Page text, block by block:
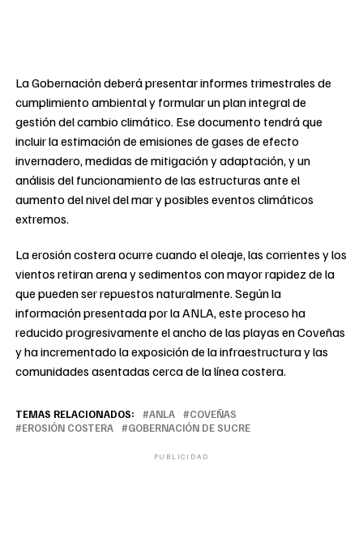
La Gobernación deberá presentar informes trimestrales de
cumplimiento ambiental y formular un plan integral de
gestión del cambio climático. Ese documento tendrá que
incluir la estimación de emisiones de gases de efecto
invernadero, medidas de mitigación y adaptación, y un
análisis del funcionamiento de las estructuras ante el
aumento del nivel del mar y posibles eventos climáticos
extremos.
La erosión costera ocurre cuando el oleaje, las corrientes y los
vientos retiran arena y sedimentos con mayor rapidez de la
que pueden ser repuestos naturalmente. Según la
información presentada por la ANLA, este proceso ha
reducido progresivamente el ancho de las playas en Coveñas
y ha incrementado la exposición de la infraestructura y las
comunidades asentadas cerca de la línea costera.
TEMAS RELACIONADOS: ANLA
COVEÑAS
EROSIÓN COSTERA
GOBERNACIÓN DE SUCRE
PUBLICIDAD